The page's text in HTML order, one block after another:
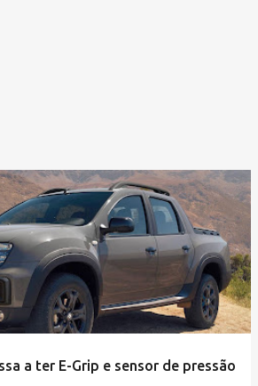
a ter E-Grip e sensor de pressão